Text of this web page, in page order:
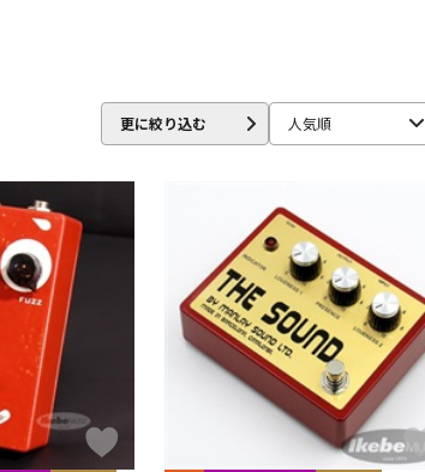
その他楽器
レコーディン 配信/ライブ
機器
更に絞り込む 人気順